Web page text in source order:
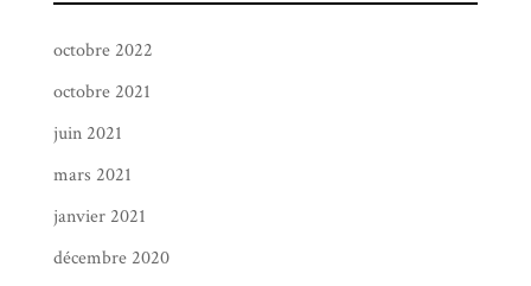
octobre 2022
octobre 2021
juin 2021
mars 2021
janvier 2021
décembre 2020